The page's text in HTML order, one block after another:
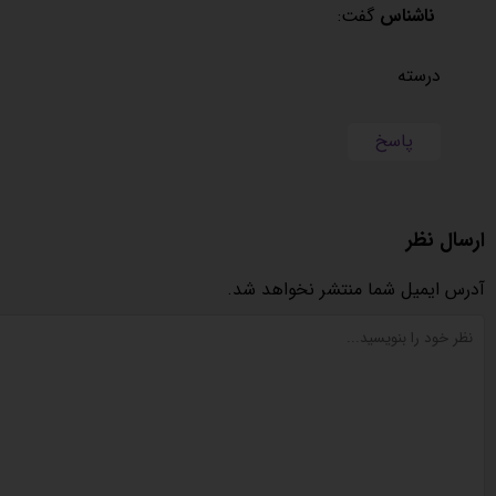
ناشناس گفت:
درسته
پاسخ
ارسال نظر
آدرس ایمیل شما منتشر نخواهد شد.